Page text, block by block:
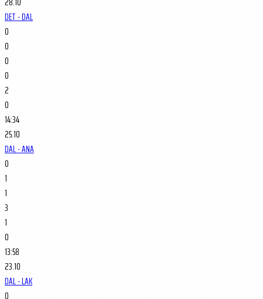
DET - DAL
0
0
0
0
2
0
14:34
25.10
DAL - ANA
0
1
1
3
1
0
13:58
23.10
DAL - LAK
0